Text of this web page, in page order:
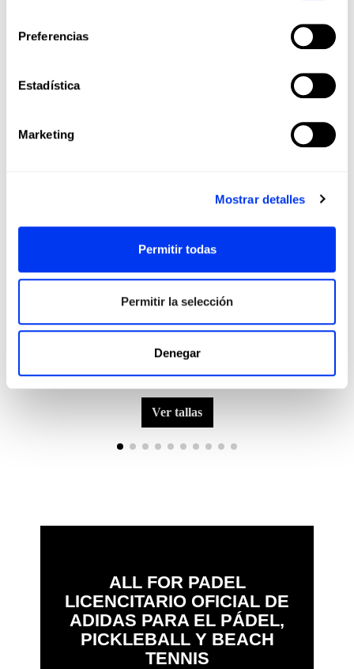
Preferencias
Estadística
Marketing
Mostrar detalles
Permitir todas
Permitir la selección
Denegar
han comprado...
€55.00
ver tallas
ALL FOR PADEL
LICENCITARIO OFICIAL DE
ADIDAS PARA EL PÁDEL,
PICKLEBALL Y BEACH
TENNIS